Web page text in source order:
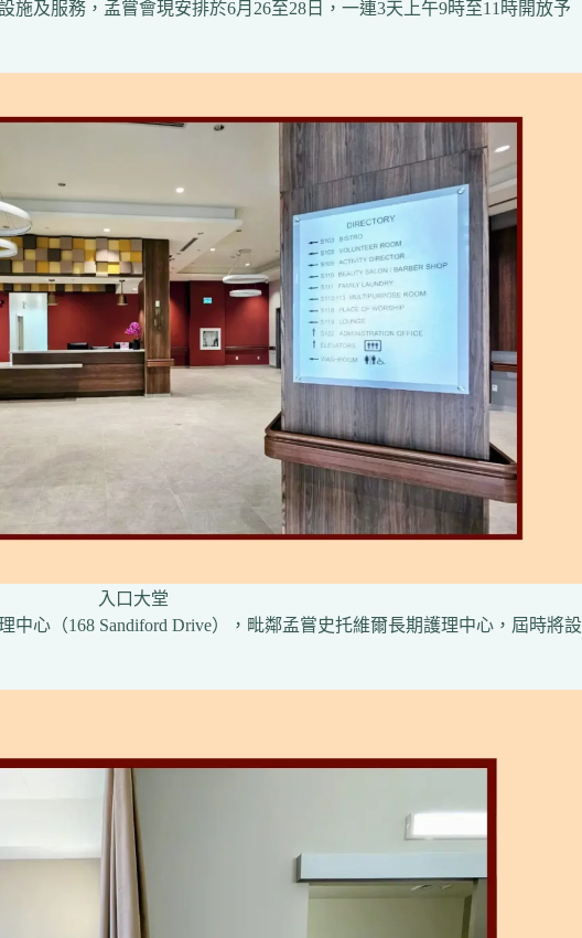
施及服務，孟嘗會現安排於6月26至28日，一連3天上午9時至11時開放予
入口大堂
心（168 Sandiford Drive），毗鄰孟嘗史托維爾長期護理中心，屆時將設